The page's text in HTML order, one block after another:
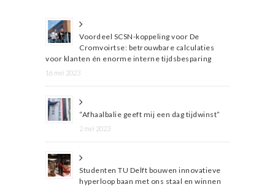
Voordeel SCSN-koppeling voor De
Cromvoirtse: betrouwbare calculaties
voor klanten én enorme interne tijdsbesparing
16 mei 2023
“Afhaalbalie geeft mij een dag tijdwinst”
2 mei 2023
Studenten TU Delft bouwen innovatieve
hyperloop baan met ons staal en winnen